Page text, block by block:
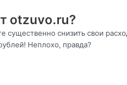
otzuvo.ru?
снизить свои
Неплохо, правда?